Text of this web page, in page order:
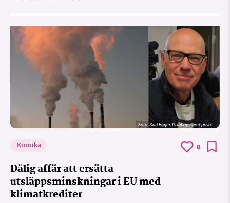
Foto:Karl Egger, Pixabay, samt privat
Krönika 0
Dålig affär att ersätta
utsläppsminskningar i EU med
klimatkrediter